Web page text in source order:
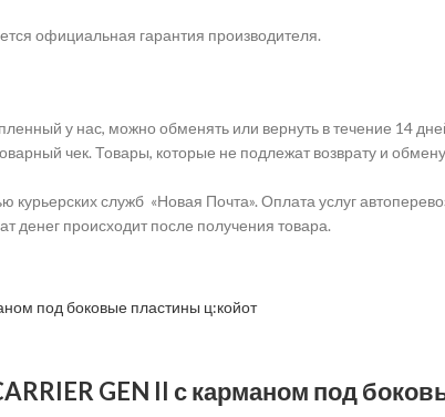
официальная гарантия производителя.
у нас, можно обменять или вернуть в течение 14
чек. Товары, которые не подлежат возврату и
служб «Новая Почта». Оплата услуг
денег происходит после получения товара.
GEN II с карманом под